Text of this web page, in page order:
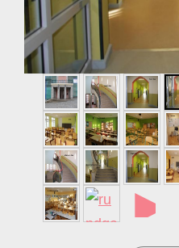
►